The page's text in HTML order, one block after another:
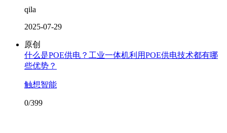
qila
2025-07-29
原创
什么是POE供电？工业一体机利用POE供电技术都有哪
些优势？
触想智能
0/399